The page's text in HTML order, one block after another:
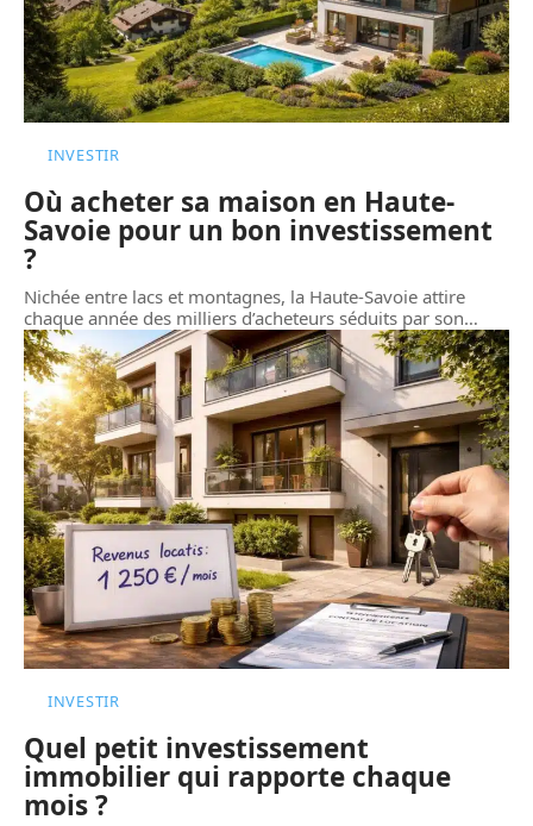
INVESTIR
Où acheter sa maison en Haute-
Savoie pour un bon investissement
?
Nichée entre lacs et montagnes, la Haute-Savoie attire
chaque année des milliers d’acheteurs séduits par son…
INVESTIR
Quel petit investissement
immobilier qui rapporte chaque
mois ?